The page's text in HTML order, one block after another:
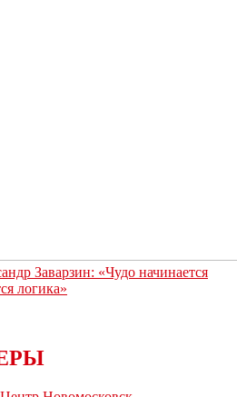
Заварзин: «Чудо начинается
логика»